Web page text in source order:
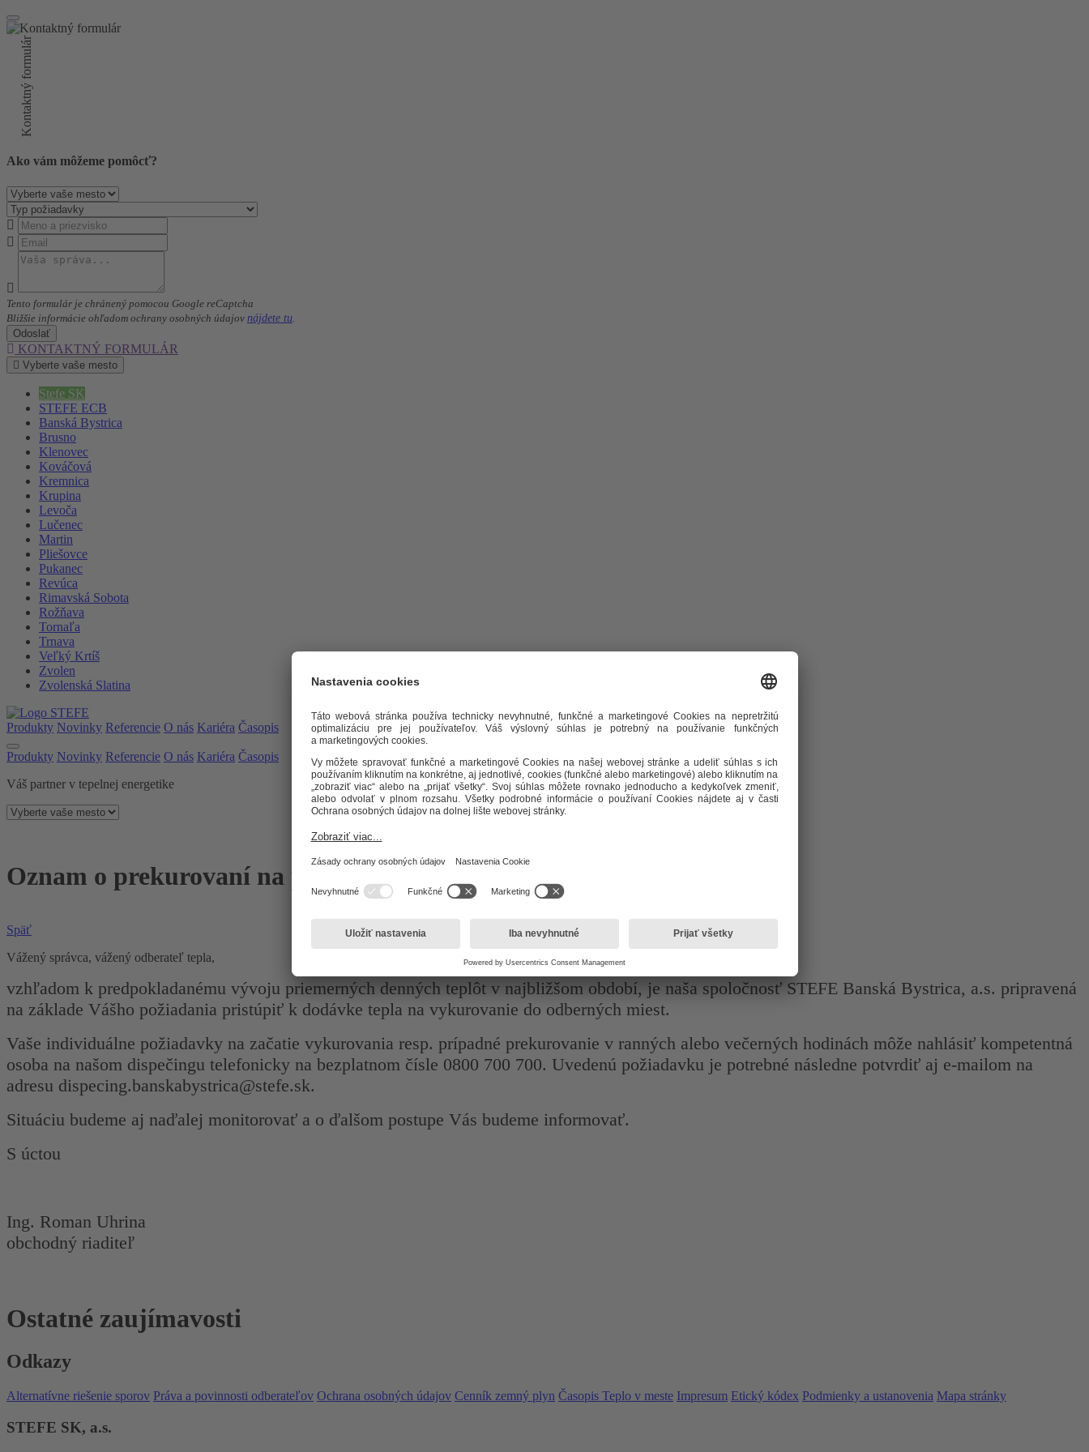
Kontaktný formulár
Ako vám môžeme pomôcť?
Tento formulár je chránený pomocou Google reCaptcha
Bližšie informácie ohľadom ochrany osobných údajov nájdete tu
Odoslať
KONTAKTNÝ FORMULÁR
Vyberte vaše mesto
Stefe SK
STEFE ECB
Banská Bystrica
Brusno
Klenovec
Kováčová
Kremnica
Krupina
Levoča
Lučenec
Martin
Pliešovce
Pukanec
Revúca
Rimavská Sobota
Rožňava
Tornaľa
Trnava
Veľký Krtíš
Zvolen
Zvolenská Slatina
Produkty Novinky Referencie O nás Kariéra Časopis
Produkty Novinky Referencie O nás Kariéra Časopis
Váš partner v tepelnej energetike
Oznam o prekurovaní na požiadanie
Späť
Vážený správca, vážený odberateľ tepla,
vzhľadom k predpokladanému vývoju priemerných denných teplôt v najbližšom období, je naša spoločnosť STEFE Banská Bystrica, a.s. pripravená
na základe Vášho požiadania pristúpiť k dodávke tepla na vykurovanie do odberných miest.
Vaše individuálne požiadavky na začatie vykurovania resp. prípadné prekurovanie v ranných alebo večerných hodinách môže nahlásiť kompetentná
osoba na našom dispečingu telefonicky na bezplatnom čísle 0800 700 700. Uvedenú požiadavku je potrebné následne potvrdiť aj e-mailom na
adresu dispecing.banskabystrica@stefe.sk.
Situáciu budeme aj naďalej monitorovať a o ďalšom postupe Vás budeme informovať.
S úctou
Ing. Roman Uhrina
obchodný riaditeľ
Ostatné zaujímavosti
Odkazy
Alternatívne riešenie sporov Práva a povinnosti odberateľov Ochrana osobných údajov Cenník zemný plyn Časopis Teplo v meste Impresum Etický kódex Podmienky a ustanovenia Mapa stránky
STEFE SK, a.s.